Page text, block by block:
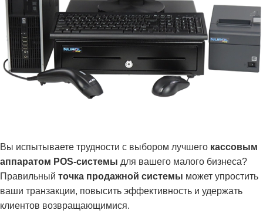
Вы испытываете трудности с выбором лучшего кассовым
аппаратом POS-системы для вашего малого бизнеса?
Правильный точка продажной системы может упростить
ваши транзакции, повысить эффективность и удержать
клиентов возвращающимися.